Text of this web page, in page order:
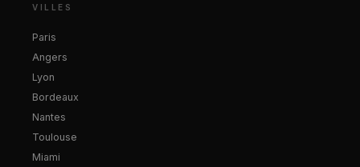
VILLES
Paris
Angers
Lyon
Bordeaux
Nantes
Toulouse
Miami